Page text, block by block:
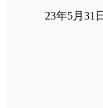
23年5月31日